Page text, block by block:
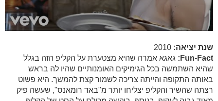
שנת יציאה:
Fun-Fact:
גאגא אמרה שהיא מצטערת על הקליפ הזה בגלל
שהיא השתמשה בכל הגימיקים האומנותיים שהיו לה בראש
באותה התקופה והייתה צריכה לשמור קצת להמשך. היא פשוט
רצתה שהשיר והקליפ יצליחו יותר מ"באד רומאנס", שעשה פיק